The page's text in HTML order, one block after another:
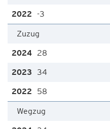
-3
Zuzug
28
34
58
Wegzug